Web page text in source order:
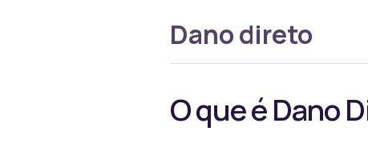
Dano direto
O que é Dano